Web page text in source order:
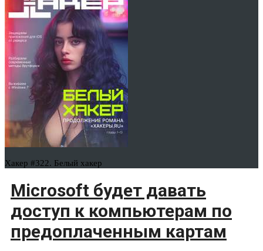
Хакер #322. Белый хакер
Microsoft будет давать
доступ к компьютерам по
предоплаченным картам